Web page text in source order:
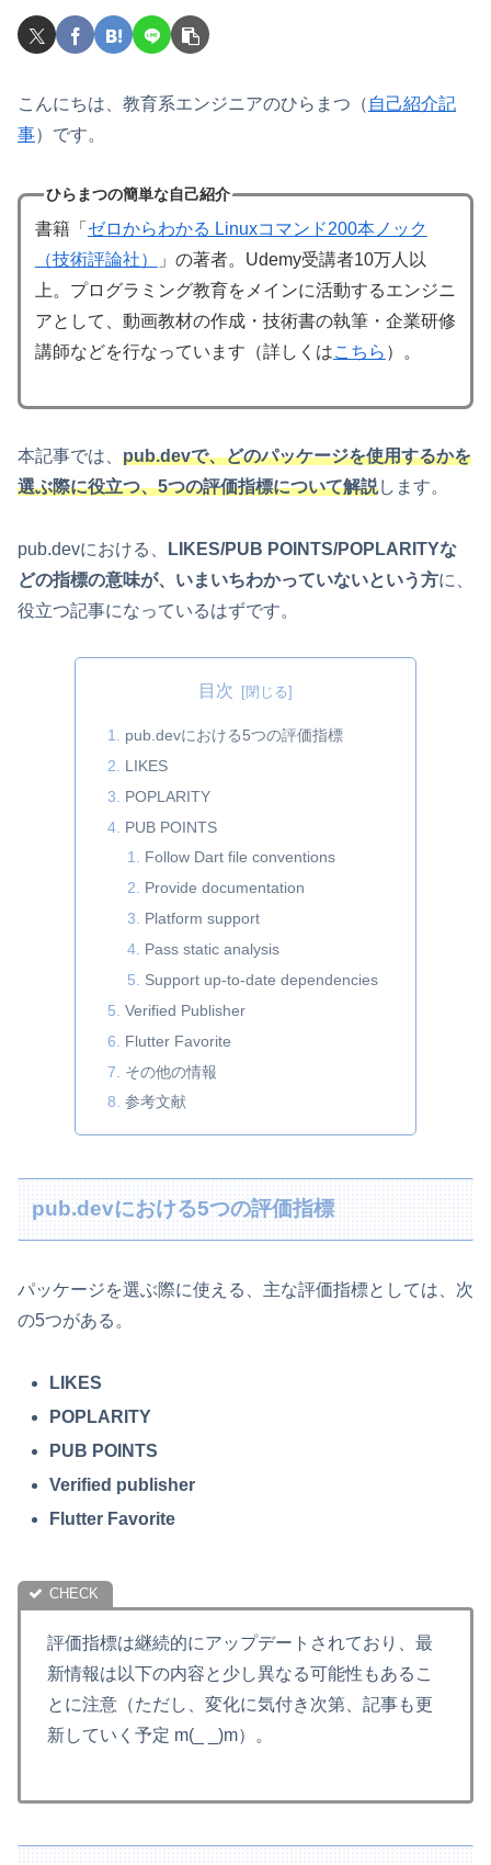
こんにちは、教育系エンジニアのひらまつ（ 自己紹介記
事）です。
ひらまつの簡単な自己紹介
書籍「 ゼロからわかる Linuxコマンド200本ノック
（技術評論社）
」の著者。Udemy受講者10万人以
上。プログラミング教育をメインに活動するエンジニ
アとして、動画教材の作成・技術書の執筆・企業研修
講師などを行なっています（詳しくはこちら ）。
本記事では、 pub.devで、どのパッケージを使用するかを
選ぶ際に役立つ、5つの評価指標について解説します。
pub.devにおける、
LIKES/PUB POINTS/POPLARITYな
どの指標の意味が、いまいちわかっていないという方に、
役立つ記事になっているはずです。
目次
pub.devにおける5つの評価指標
LIKES
POPLARITY
PUB POINTS
Follow Dart file conventions
Provide documentation
Platform support
Pass static analysis
Support up-to-date dependencies
Verified Publisher
Flutter Favorite
その他の情報
参考文献
pub.devにおける5つの評価指標
パッケージを選ぶ際に使える、主な評価指標としては、次
の5つがある。
LIKES
POPLARITY
PUB POINTS
Verified publisher
Flutter Favorite
評価指標は継続的にアップデートされており、最
新情報は以下の内容と少し異なる可能性もあるこ
とに注意（ただし、変化に気付き次第、記事も更
新していく予定 m(_ _)m）。